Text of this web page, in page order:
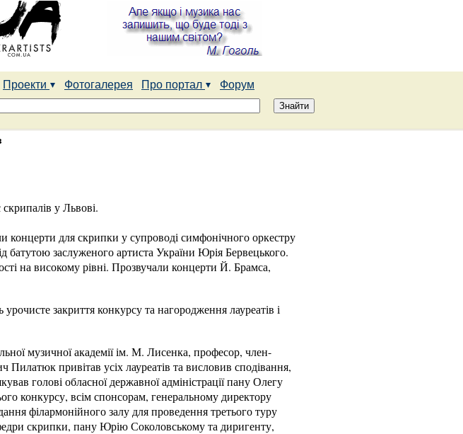
Проекти Фотогалерея Про портал
Форум
у Львові.
для скрипки у супроводі симфонічного оркестру
батутою заслуженого артиста України Юрія Бервецького.
на високому рівні. Прозвучали концерти Й. Брамса,
закриття конкурсу та нагородження лауреатів і
музичної академії ім. М. Лисенка, професор, член-
привітав усіх лауреатів та висловив сподівання,
голові обласної державної адміністрації пану Олегу
конкурсу, всім спонсорам, генеральному директору
філармонійного залу для проведення третього туру
скрипки, пану Юрію Соколовському та диригенту,